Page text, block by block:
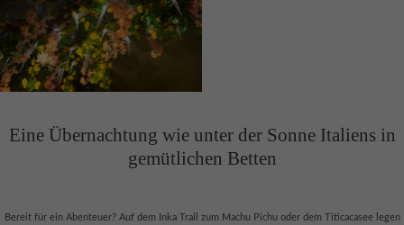
Aenean commodo ligula eget dolor. Aenean massa. Cum sociis
natoque penatibus et magnis dis parturient montes, nascetur
ridiculus mus. Donec quam felis, ultricies nec.
Eine Übernachtung wie unter der Sonne Italiens in
gemütlichen Betten
Bereit für ein Abenteuer? Auf dem Inka Trail zum Machu Pichu oder dem Titicacasee legen